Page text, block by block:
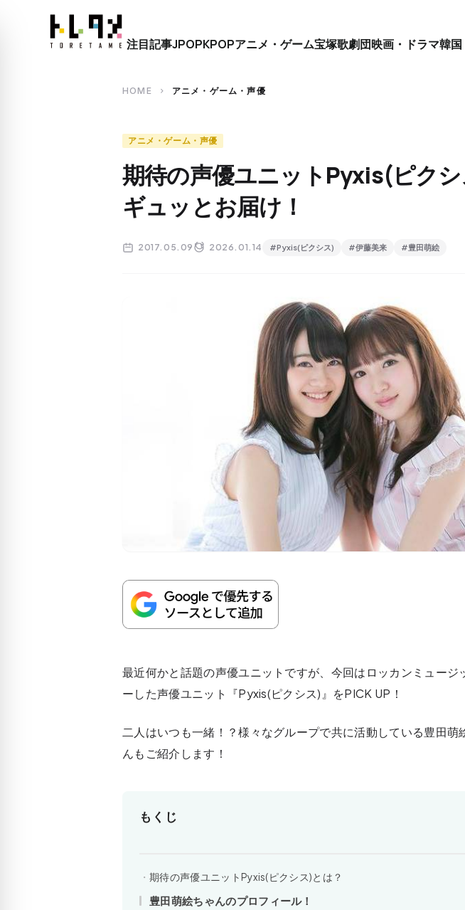
close
注目記事JPOPKPOPアニメ・ゲーム宝塚歌劇団映画・ドラマ韓
HOME chevron_right アニメ・ゲーム・声優
アニメ・ゲーム・声優
期待の声優ユニットPyxis(ピク
ギュッとお届け！
2017.05.09 2026.01.14 #Pyxis(ピクシス) #伊藤美来 #豊田萌絵
最近何かと話題の声優ユニットですが、今回はロッカンミュージ
ーした声優ユニット『Pyxis(ピクシス)』をPICK UP！
二人はいつも一緒！？様々なグループで共に活動している豊田萌
んもご紹介します！
もくじ
期待の声優ユニットPyxis(ピクシス)とは？
豊田萌絵ちゃんのプロフィール！